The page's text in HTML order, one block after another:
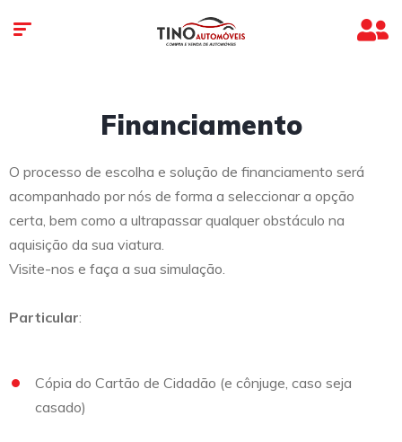
Financiamento
O processo de escolha e solução de financiamento será
acompanhado por nós de forma a seleccionar a opção
certa, bem como a ultrapassar qualquer obstáculo na
aquisição da sua viatura.
Visite-nos e faça a sua simulação.
Particular:
Cópia do Cartão de Cidadão (e cônjuge, caso seja
casado)